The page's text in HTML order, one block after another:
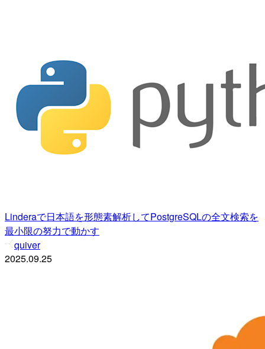
Linderaで日本語を形態素解析してPostgreSQLの全文検索を
最小限の努力で動かす
quiver
2025.09.25